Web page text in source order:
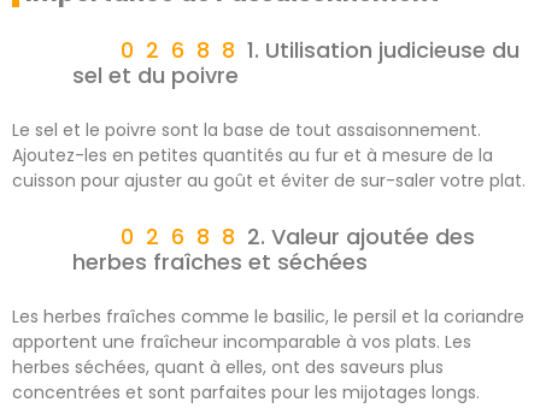
1. Utilisation judicieuse du
sel et du poivre
Le sel et le poivre sont la base de tout assaisonnement.
Ajoutez-les en petites quantités au fur et à mesure de la
cuisson pour ajuster au goût et éviter de sur-saler votre plat.
2. Valeur ajoutée des
herbes fraîches et séchées
Les herbes fraîches comme le basilic, le persil et la coriandre
apportent une fraîcheur incomparable à vos plats. Les
herbes séchées, quant à elles, ont des saveurs plus
concentrées et sont parfaites pour les mijotages longs.